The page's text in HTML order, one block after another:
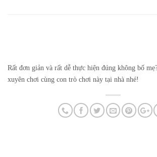
Rất đơn giản và rất dễ thực hiện đúng không bố
xuyên chơi cùng con trò chơi này tại nhà nhé!